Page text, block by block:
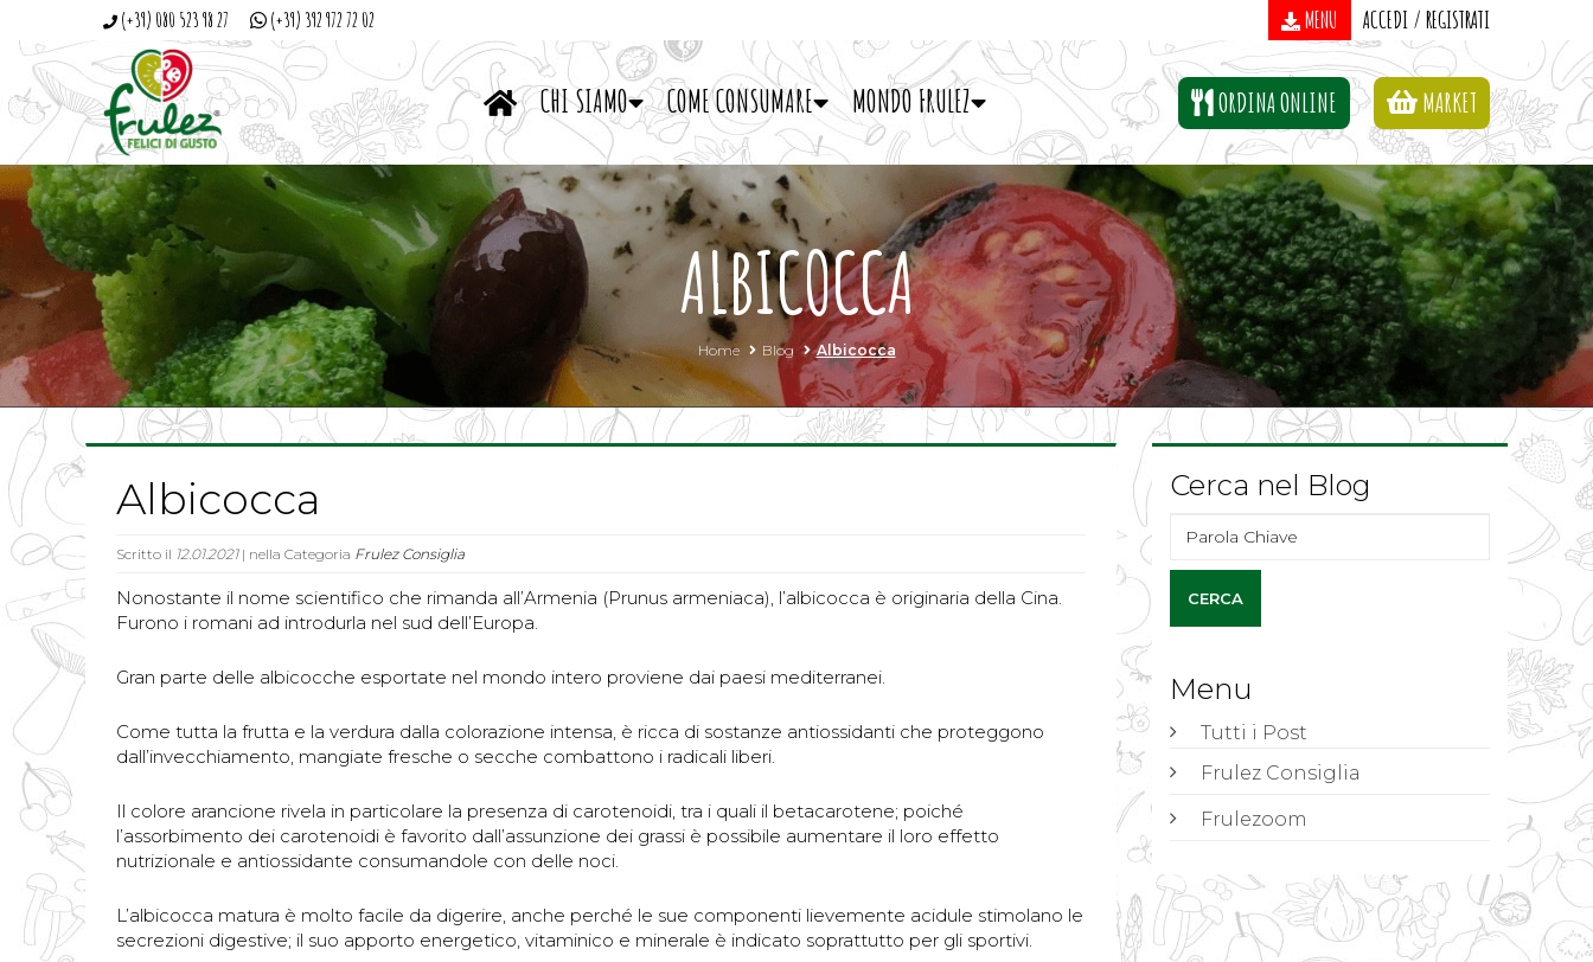
(+39) 080 523 98 27 (+39) 392 972 72 02 MENU ACCEDI / REGISTRATI
CHI SIAMO COME CONSUMARE MONDO FRULEZ ORDINA ONLINE MARKET
ALBICOCCA
Home Blog Albicocca
Albicocca
Scritto il 12.01.2021| nella Categoria Frulez Consiglia
Nonostante il nome scientifico che rimanda all’Armenia (Prunus armeniaca), l’albicocca è originaria della Cina.
Furono i romani ad introdurla nel sud dell’Europa.
Gran parte delle albicocche esportate nel mondo intero proviene dai paesi mediterranei.
Come tutta la frutta e la verdura dalla colorazione intensa, è ricca di sostanze antiossidanti che proteggono
dall’invecchiamento, mangiate fresche o secche combattono i radicali liberi.
Il colore arancione rivela in particolare la presenza di carotenoidi, tra i quali il betacarotene; poiché
l’assorbimento dei carotenoidi è favorito dall’assunzione dei grassi è possibile aumentare il loro effetto
nutrizionale e antiossidante consumandole con delle noci.
L’albicocca matura è molto facile da digerire, anche perché le sue componenti lievemente acidule stimolano le
secrezioni digestive; il suo apporto energetico, vitaminico e minerale è indicato soprattutto per gli sportivi.
Cerca nel Blog
Menu
Tutti i Post
Frulez Consiglia
Frulezoom